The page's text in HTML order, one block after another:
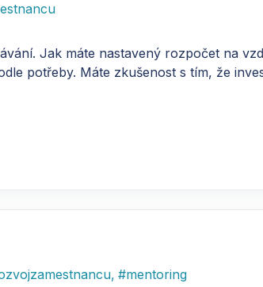
Jak máte nastavený rozpočet na
potřeby. Máte zkušenost s tím, že
, #mentoring